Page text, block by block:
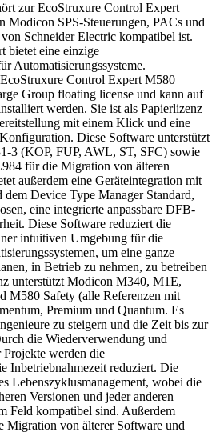
zur EcoStruxure Control Expert
Modicon SPS-Steuerungen, PACs und
Schneider Electric kompatibel ist.
bietet eine einzige
Automatisierungssysteme.
Control Expert M580
Group floating license und kann auf
werden. Sie ist als Papierlizenz
mit einem Klick und eine
Diese Software unterstützt
3 (KOP, FUP, AWL, ST, SFC) sowie
für die Migration von älteren
außerdem eine Geräteintegration mit
Device Type Manager Standard,
eine integrierte anpassbare DFB-
Diese Software reduziert die
intuitiven Umgebung für die
um eine ganze
in Betrieb zu nehmen, zu betreiben
unterstützt Modicon M340, M1E,
M580 Safety (alle Referenzen mit
Premium und Quantum. Es
zu steigern und die Zeit bis zur
die Wiederverwendung und
werden die
Inbetriebnahmezeit reduziert. Die
Lebenszyklusmanagement, wobei die
Versionen und jeder anderen
Feld kompatibel sind. Außerdem
Migration von älterer Software und